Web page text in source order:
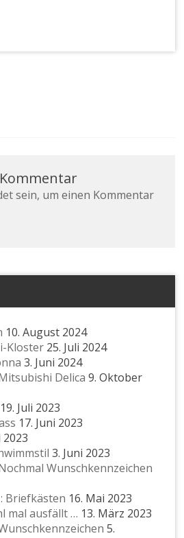
sein, um einen Kommentar
10. August 2024
Kloster 25. Juli 2024
3. Juni 2024
Delica 9. Oktober
19. Juli 2023
17. Juni 2023
2023
3. Juni 2023
Wunschkennzeichen
Briefkästen 16. Mai 2023
mal ausfällt … 13. März 2023
5.